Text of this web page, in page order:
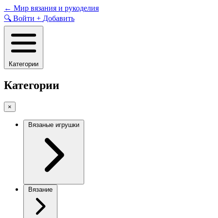
Skip
to
content
← Мир вязания и рукоделия
🔍 Войти + Добавить
Категории
Категории
×
Вязаные игрушки
Вязание